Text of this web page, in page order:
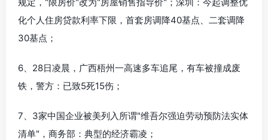
化个人住房贷款利率下限，首套房调降40基点、二套调降
30基点；
6、28日凌晨，广西梧州一高速多车追尾，有车被撞成废
铁，警方：已致5死15伤；
7、3家中国企业被美列入所谓"维吾尔强迫劳动预防法实体
清单"，商务部：典型的经济霸凌；